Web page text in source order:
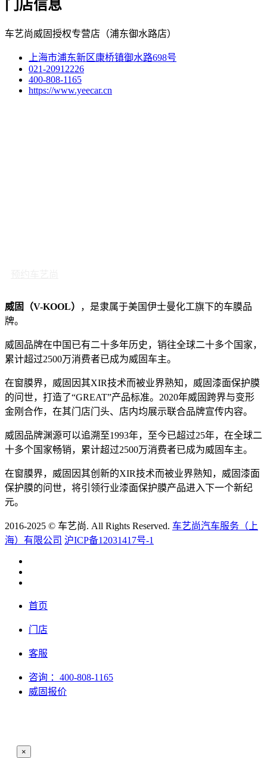
门店信息
车艺尚威固授权专营店（浦东御水路店）
上海市浦东新区康桥镇御水路698号
021-20912226
400-808-1165
https://www.yeecar.cn
威固（V-KOOL）
，是隶属于美国伊士曼化工旗下的车膜品
牌。
威固品牌在中国已有二十多年历史，销往全球二十多个国家，
累计超过2500万消费者已成为威固车主。
在窗膜界，威固因其XIR技术而被业界熟知，威固漆面保护膜
的问世，打造了“GREAT”产品标准。2020年威固跨界与变形
金刚合作，在其门店门头、店内均展示联合品牌宣传内容。
威固品牌渊源可以追溯至1993年，至今已超过25年，在全球二
十多个国家畅销，累计超过2500万消费者已成为威固车主。
在窗膜界，威固因其创新的XIR技术而被业界熟知，威固漆面
保护膜的问世，将引领行业漆面保护膜产品进入下一个新纪
元。
2016-2025 © 车艺尚. All Rights Reserved. 车艺尚汽车服务（上
海）有限公司 沪ICP备12031417号-1
首页
门店
客服
咨询 ：400-808-1165
威固报价
×